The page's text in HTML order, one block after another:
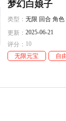
梦幻白娘子
类型： 无限 回合 角色
更新： 2025-06-21
评分： 10
无限元宝
自